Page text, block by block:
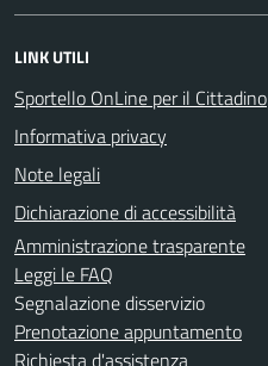
LINK UTILI
Sportello OnLine per il Cittadino
Informativa privacy
Note legali
Dichiarazione di accessibilità
Amministrazione trasparente
Leggi le FAQ
Segnalazione disservizio
Prenotazione appuntamento
Richiesta d'assistenza